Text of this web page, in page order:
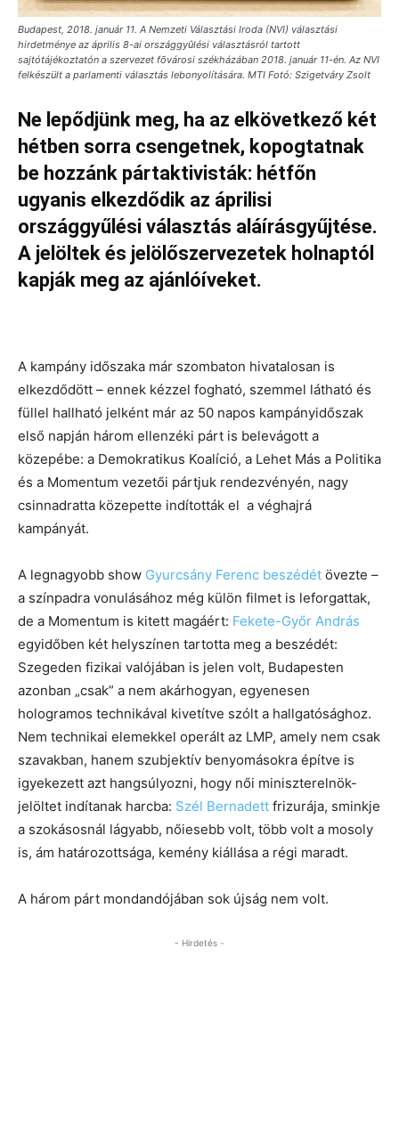
Budapest, 2018. január 11. A Nemzeti Választási Iroda (NVI) választási
hirdetménye az április 8-ai országgyûlési választásról tartott
sajtótájékoztatón a szervezet fõvárosi székházában 2018. január 11-én. Az NVI
felkészült a parlamenti választás lebonyolítására. MTI Fotó: Szigetváry Zsolt
Ne lepődjünk meg, ha az elkövetkező két
hétben sorra csengetnek, kopogtatnak
be hozzánk pártaktivisták: hétfőn
ugyanis elkezdődik az áprilisi
országgyűlési választás aláírásgyűjtése.
A jelöltek és jelölőszervezetek holnaptól
kapják meg az ajánlóíveket.
A kampány időszaka már szombaton hivatalosan is
elkezdődött – ennek kézzel fogható, szemmel látható és
füllel hallható jelként már az 50 napos kampányidőszak
első napján három ellenzéki párt is belevágott a
közepébe: a Demokratikus Koalíció, a Lehet Más a Politika
és a Momentum vezetői pártjuk rendezvényén, nagy
csinnadratta közepette indították el a véghajrá
kampányát.
A legnagyobb show Gyurcsány Ferenc beszédét övezte –
a színpadra vonulásához még külön filmet is leforgattak,
de a Momentum is kitett magáért: Fekete-Győr András
egyidőben két helyszínen tartotta meg a beszédét:
Szegeden fizikai valójában is jelen volt, Budapesten
azonban „csak” a nem akárhogyan, egyenesen
hologramos technikával kivetítve szólt a hallgatósághoz.
Nem technikai elemekkel operált az LMP, amely nem csak
szavakban, hanem szubjektív benyomásokra építve is
igyekezett azt hangsúlyozni, hogy női miniszterelnök-
jelöltet indítanak harcba: Szél Bernadett frizurája, sminkje
a szokásosnál lágyabb, nőiesebb volt, több volt a mosoly
is, ám határozottsága, kemény kiállása a régi maradt.
A három párt mondandójában sok újság nem volt.
- Hirdetés -